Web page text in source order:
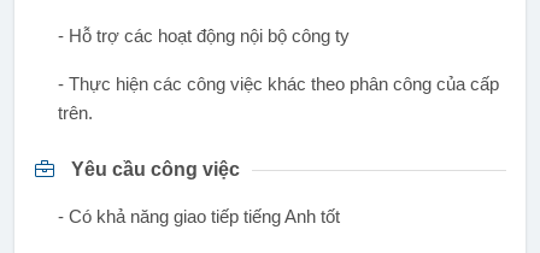
- Hỗ trợ các hoạt động nội bộ công ty
- Thực hiện các công việc khác theo phân công của cấp
trên.
Yêu cầu công việc
- Có khả năng giao tiếp tiếng Anh tốt